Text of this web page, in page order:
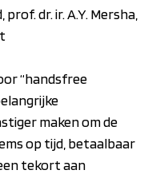
prof. dr. ir. A.Y. Mersha,
“handsfree
maken om de
op tijd, betaalbaar
tekort aan